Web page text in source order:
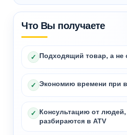
Что Вы получаете
✓ Подходящий товар, а не
✓ Экономию времени при
✓ Консультацию от
разбираются в ATV